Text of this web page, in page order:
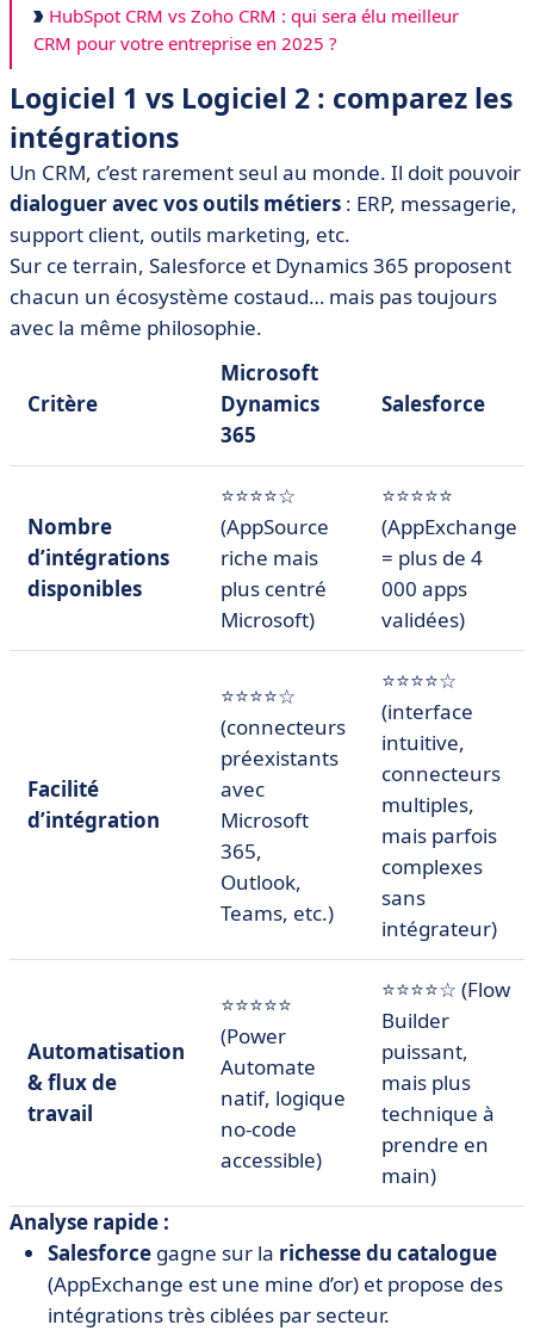
HubSpot CRM vs Zoho CRM : qui sera élu meilleur
CRM pour votre entreprise en 2025 ?
Logiciel 1 vs Logiciel 2 : comparez les
intégrations
Un CRM, c’est rarement seul au monde. Il doit pouvoir
dialoguer avec vos outils métiers : ERP, messagerie,
support client, outils marketing, etc.
Sur ce terrain, Salesforce et Dynamics 365 proposent
chacun un écosystème costaud… mais pas toujours
avec la même philosophie.
Critère
Microsoft
Dynamics
365
Salesforce
Nombre
d’intégrations
disponibles
⭐⭐⭐⭐☆
(AppSource
riche mais
plus centré
Microsoft)
⭐⭐⭐⭐⭐
(AppExchange
= plus de 4
000 apps
validées)
Facilité
d’intégration
⭐⭐⭐⭐☆
(connecteurs
préexistants
avec
Microsoft
365,
Outlook,
Teams, etc.)
⭐⭐⭐⭐☆
(interface
intuitive,
connecteurs
multiples,
mais parfois
complexes
sans
intégrateur)
Automatisation
& flux de
travail
⭐⭐⭐⭐⭐
(Power
Automate
natif, logique
no-code
accessible)
⭐⭐⭐⭐☆ (Flow
Builder
puissant,
mais plus
technique à
prendre en
main)
Analyse rapide :
Salesforce gagne sur la richesse du catalogue
(AppExchange est une mine d’or) et propose des
intégrations très ciblées par secteur.